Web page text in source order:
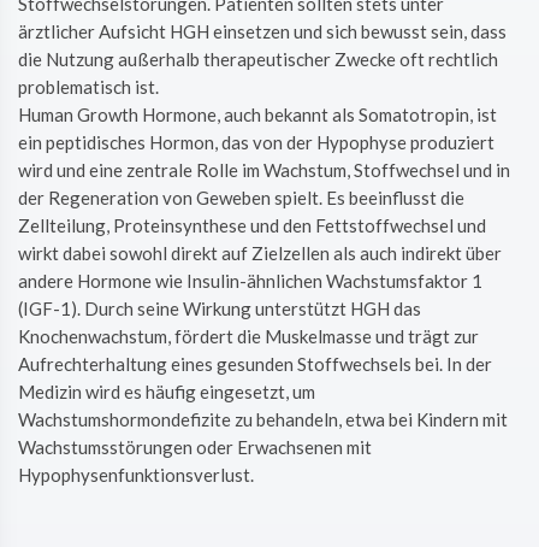
ärztlicher Aufsicht HGH einsetzen und sich bewusst sein, dass
die Nutzung außerhalb therapeutischer Zwecke oft rechtlich
problematisch ist.
Human Growth Hormone, auch bekannt als Somatotropin, ist
ein peptidisches Hormon, das von der Hypophyse produziert
wird und eine zentrale Rolle im Wachstum, Stoffwechsel und in
der Regeneration von Geweben spielt. Es beeinflusst die
Zellteilung, Proteinsynthese und den Fettstoffwechsel und
wirkt dabei sowohl direkt auf Zielzellen als auch indirekt über
andere Hormone wie Insulin-ähnlichen Wachstumsfaktor 1
(IGF-1). Durch seine Wirkung unterstützt HGH das
Knochenwachstum, fördert die Muskelmasse und trägt zur
Aufrechterhaltung eines gesunden Stoffwechsels bei. In der
Medizin wird es häufig eingesetzt, um
Wachstumshormondefizite zu behandeln, etwa bei Kindern mit
Wachstumsstörungen oder Erwachsenen mit
Hypophysenfunktionsverlust.